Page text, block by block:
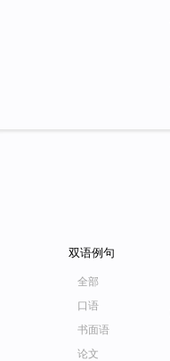
双语例句
全部
口语
书面语
论文